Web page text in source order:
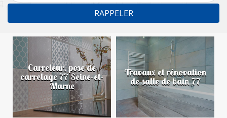
Carreleur, pose de
carrelage 77 Seine-et-
Marne
Travaux et rénovation
de salle de bain 77